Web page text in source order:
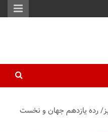
رده یازدهم جهان و نخست